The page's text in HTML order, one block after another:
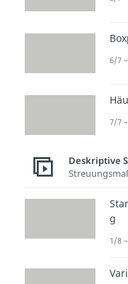
einer
unten
Du
6/7
7/7
Deskriptive
g
1/8